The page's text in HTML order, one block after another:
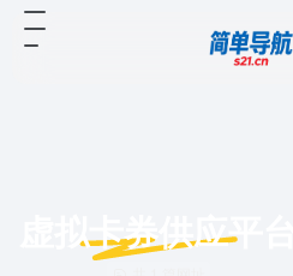
虚拟卡券供应平台